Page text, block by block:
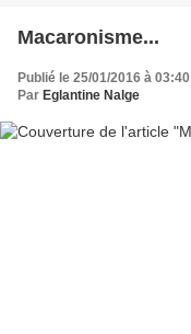
Macaronisme...
Publié le 25/01/2016 à 03:40
Par Eglantine Nalge